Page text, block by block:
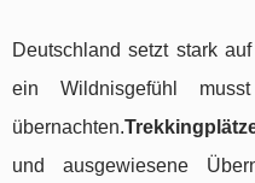
Deutschland setzt stark
ein Wildnisgefühl
übernachten.
und ausgewiesene